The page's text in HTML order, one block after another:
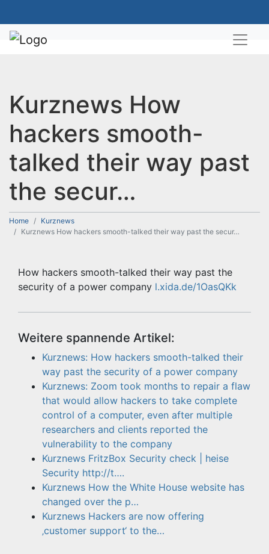
Kurznews How
hackers smooth-
talked their way past
the secur…
Home
Kurznews
Kurznews How hackers smooth-talked their way past the secur…
How hackers smooth-talked their way past the
security of a power company l.xida.de/1OasQKk
Weitere spannende Artikel:
Kurznews: How hackers smooth-talked their
way past the security of a power company
Kurznews: Zoom took months to repair a flaw
that would allow hackers to take complete
control of a computer, even after multiple
researchers and clients reported the
vulnerability to the company
Kurznews FritzBox Security check | heise
Security http://t….
Kurznews How the White House website has
changed over the p…
Kurznews Hackers are now offering
‚customer support‘ to the…